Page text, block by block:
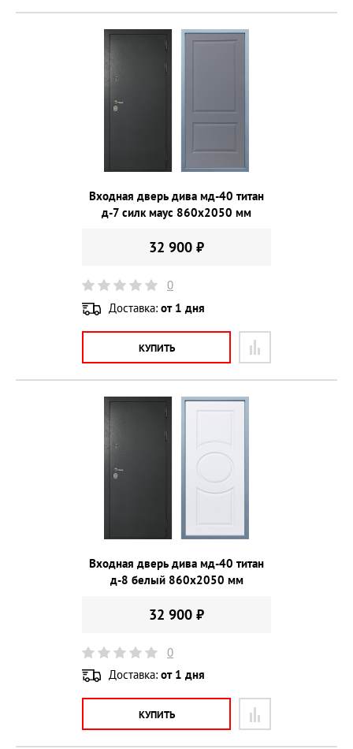
Входная дверь дива мд-40 титан
д-7 силк маус 860х2050 мм
32 900 ₽
0
Доставка: от 1 дня
КУПИТЬ
Входная дверь дива мд-40 титан
д-8 белый 860х2050 мм
32 900 ₽
0
Доставка: от 1 дня
КУПИТЬ